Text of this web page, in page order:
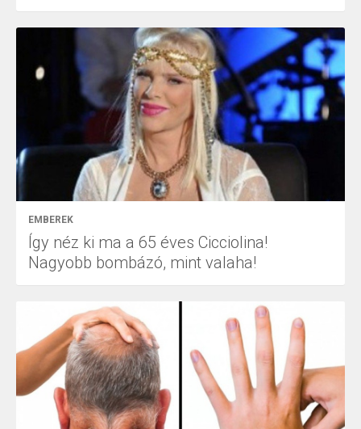
EMBEREK
Így néz ki ma a 65 éves Cicciolina!
Nagyobb bombázó, mint valaha!